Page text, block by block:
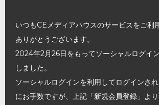
いつもCEメディアハウスのサービスをご利
ありがとうございます。
2024年2月26日をもってソーシャルログイ
しました。
ソーシャルログインを利用してログインさ
にお手数ですが、上記「新規会員登録」よ